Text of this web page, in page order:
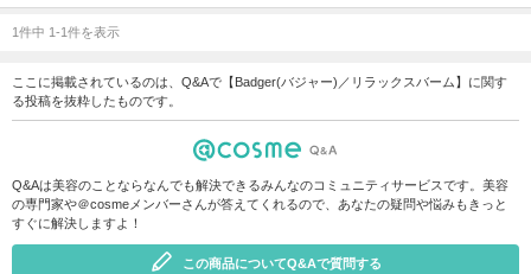
1件中 1-1件を表示
ここに掲載されているのは、Q&Aで【Badger(バジャー)／リラックスバーム】に関す
る投稿を抜粋したものです。
Q&Aは美容のことならなんでも解決できるみんなのコミュニティサービスです。美容
の専門家や＠cosmeメンバーさんが答えてくれるので、あなたの疑問や悩みもきっと
すぐに解決しますよ！
この商品についてQ&Aで質問する